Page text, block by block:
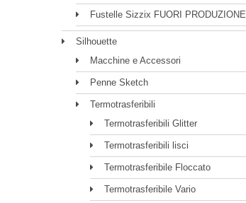
Fustelle Sizzix FUORI PRODUZIONE
Silhouette
Macchine e Accessori
Penne Sketch
Termotrasferibili
Termotrasferibili Glitter
Termotrasferibili lisci
Termotrasferibile Floccato
Termotrasferibile Vario